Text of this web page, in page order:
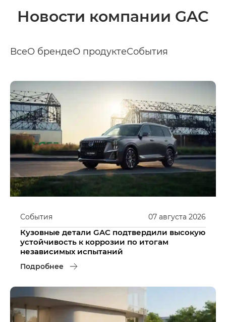
Новости компании GAC
ВсеО брендеО продуктеСобытия
07 августа 2026
События
Кузовные детали GAC подтвердили высокую
устойчивость к коррозии по итогам
независимых испытаний
Подробнее